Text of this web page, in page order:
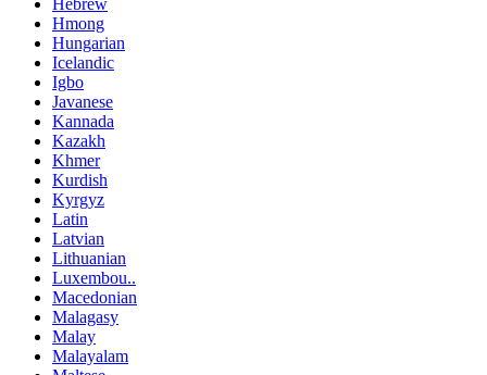
Hebrew
Hmong
Hungarian
Icelandic
Igbo
Javanese
Kannada
Kazakh
Khmer
Kurdish
Kyrgyz
Latin
Latvian
Lithuanian
Luxembou..
Macedonian
Malagasy
Malay
Malayalam